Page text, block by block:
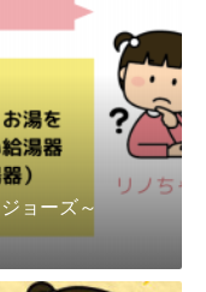
ョーズ～